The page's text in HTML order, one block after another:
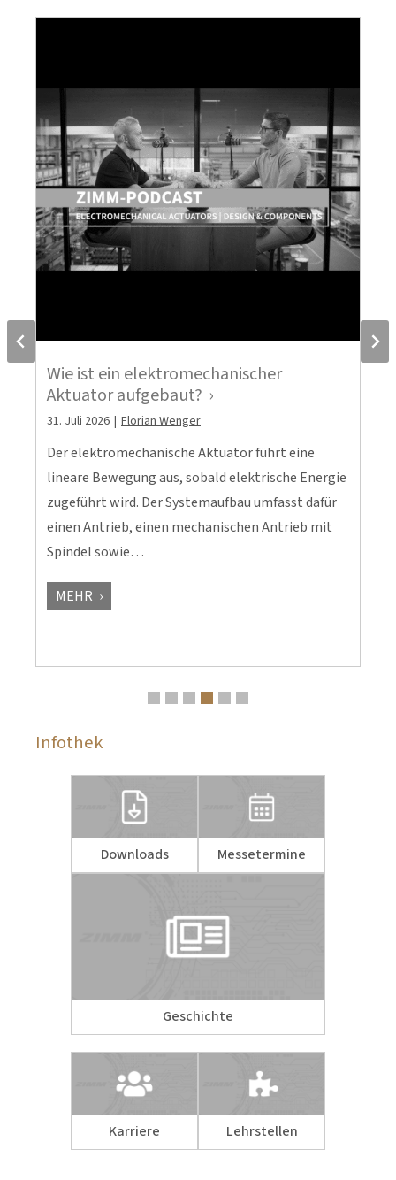
Wie ist ein elektromechanischer
Aktuator aufgebaut?
31. Juli 2026 | Florian Wenger
Der elektromechanische Aktuator führt eine
lineare Bewegung aus, sobald elektrische Energie
zugeführt wird. Der Systemaufbau umfasst dafür
einen Antrieb, einen mechanischen Antrieb mit
Spindel sowie…
MEHR
Infothek
Downloads Messetermine
Geschichte
Karriere Lehrstellen